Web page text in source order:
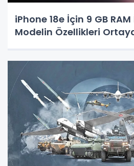
iPhone 18e İçin 9 GB
Modelin Özellikleri Ortaya